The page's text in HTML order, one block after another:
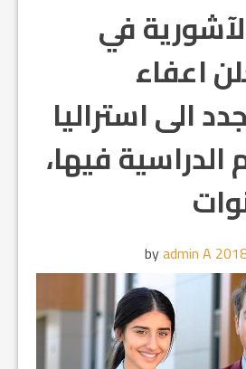
في
اعفاء
الى استراليا
فيها،
admin A